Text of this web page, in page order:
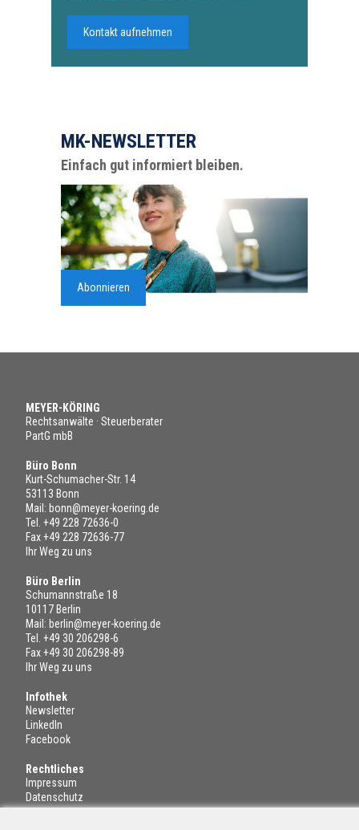
Kontakt aufnehmen
MK-NEWSLETTER
Einfach gut informiert bleiben.
Abonnieren
MEYER-KÖRING
Rechtsanwälte · Steuerberater
PartG mbB
Büro Bonn
Kurt-Schumacher-Str. 14
53113 Bonn
Mail: bonn@meyer-koering.de
Tel. +49 228 72636-0
Fax +49 228 72636-77
Ihr Weg zu uns
Büro Berlin
Schumannstraße 18
10117 Berlin
Mail: berlin@meyer-koering.de
Tel. +49 30 206298-6
Fax +49 30 206298-89
Ihr Weg zu uns
Infothek
Newsletter
LinkedIn
Facebook
Rechtliches
Impressum
Datenschutz